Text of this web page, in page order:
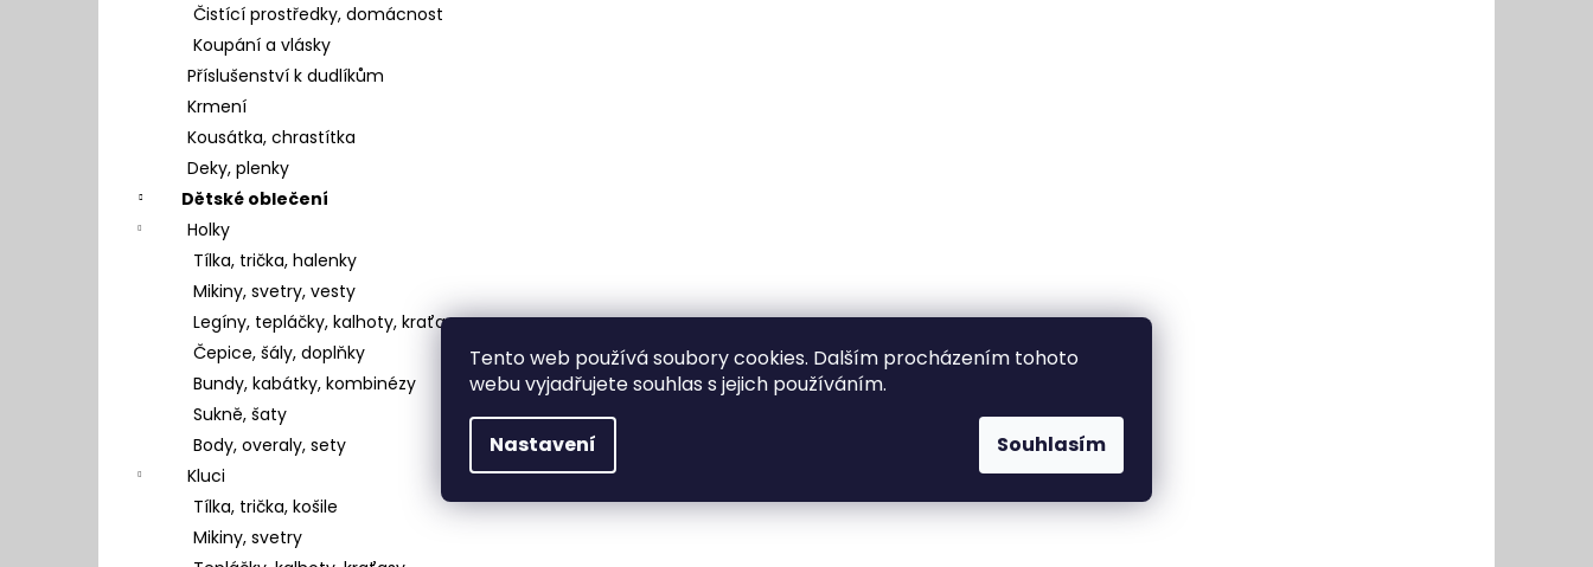
Tento web používá soubory cookies. Dalším procházením tohoto
webu vyjadřujete souhlas s jejich používáním.
Nastavení Souhlasím
Čistící prostředky, domácnost
Koupání a vlásky
Příslušenství k dudlíkům
Krmení
Kousátka, chrastítka
Deky, plenky
Dětské oblečení
Holky
Tílka, trička, halenky
Mikiny, svetry, vesty
Legíny, tepláčky, kalhoty, kraťasy
Čepice, šály, doplňky
Bundy, kabátky, kombinézy
Sukně, šaty
Body, overaly, sety
Kluci
Tílka, trička, košile
Mikiny, svetry